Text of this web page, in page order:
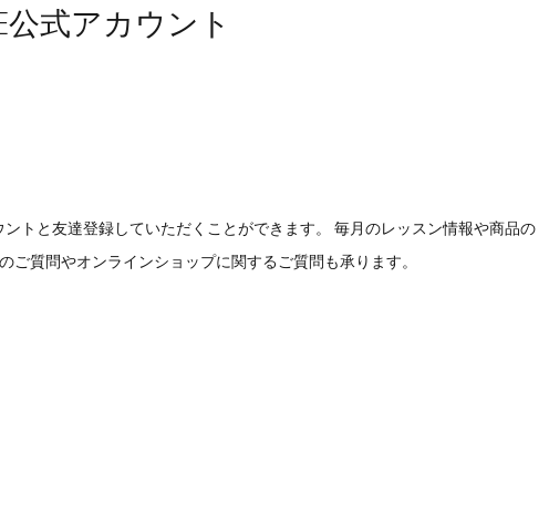
式アカウント
トと友達登録していただくことができます。 毎月のレッスン情報や商品の
質問やオンラインショップに関するご質問も承ります。